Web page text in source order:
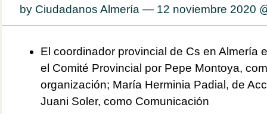
by Ciudadanos Almería — 12 noviembre 2020
El coordinador provincial de Cs en Almería
el Comité Provincial por Pepe Montoya,
organización; María Herminia Padial, de
Juani Soler, como Comunicación